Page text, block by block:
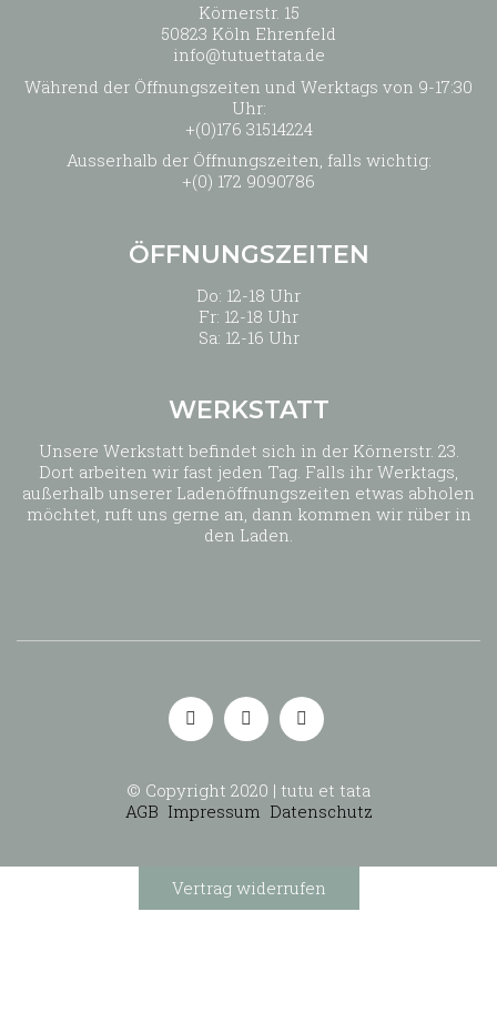
Körnerstr. 15
50823 Köln Ehrenfeld
info@tutuettata.de
Während der Öffnungszeiten und Werktags von 9-17:30
Uhr:
+(0)176 31514224
Ausserhalb der Öffnungszeiten, falls wichtig:
+(0) 172 9090786
ÖFFNUNGSZEITEN
Do: 12-18 Uhr
Fr: 12-18 Uhr
Sa: 12-16 Uhr
WERKSTATT
Unsere Werkstatt befindet sich in der Körnerstr. 23.
Dort arbeiten wir fast jeden Tag. Falls ihr Werktags,
außerhalb unserer Ladenöffnungszeiten etwas abholen
möchtet, ruft uns gerne an, dann kommen wir rüber in
den Laden.
© Copyright 2020 | tutu et tata
AGB Impressum Datenschutz
Vertrag widerrufen